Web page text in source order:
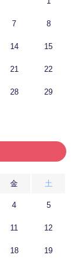
7 8
14 15
21 22
28 29
金 土
4 5
11 12
18 19